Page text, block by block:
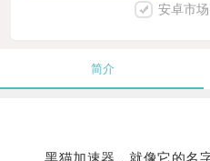
安卓市
简介